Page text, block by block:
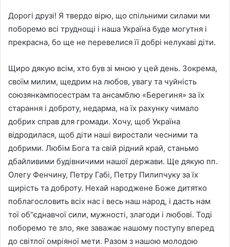
Дорогі друзі! Я твердо вірю, що спільними силами ми
поборемо всі труднощі і наша Україна буде могутня і
прекрасна, бо ще не перевелися її добрі нелукаві діти.
Щиро дякую всім, хто був зі мною у цей день. Зокрема,
своїм милим, щедрим на любов, увагу та чуйність
союзянкампосестрам та ансамблю «Берегиня» за їх
старання і доброту, недарма, на їх рахунку чимало
добрих справ для громади. Хочу, щоб Україна
відродилася, щоб діти наші виростали чесними та
добрими. Любім Бога та свій рідний край, станьмо
дбайливими будівничими нашої держави. Ще дякую пп.
Олегу Фенчину, Петру Габі, Петру Пилипчуку за їх
щирість та доброту. Нехай народжене Боже дитятко
поблагословить всіх нас і весь наш народ, і дасть нам
тої об“єднавчої сили, мужності, злагоди і любові. Тоді
поборемо те зло, яке заважає нашому поступу вперед
до світлої омріяної мети. Разом з нашою молодою